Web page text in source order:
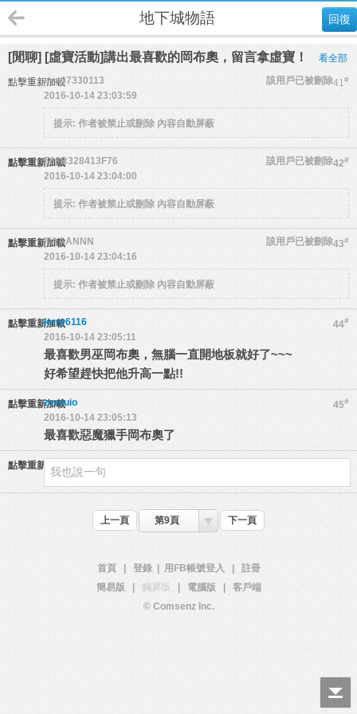
回復
地下城物語
[閒聊] [虛寶活動]講出最喜歡的岡布奧，留言拿虛寶！ 看全部
點擊重新加載 41#
eva07330113
該用戶已被刪除
2016-10-14 23:03:59
提示: 作者被禁止或刪除 內容自動屏蔽
點擊重新加載 42#
563B328413F76
該用戶已被刪除
2016-10-14 23:04:00
提示: 作者被禁止或刪除 內容自動屏蔽
點擊重新加載 43#
IIIAAANNN
該用戶已被刪除
2016-10-14 23:04:16
提示: 作者被禁止或刪除 內容自動屏蔽
點擊重新加載 44#
jerry6116
2016-10-14 23:05:11
最喜歡男巫岡布奧，無腦一直開地板就好了~~~
好希望趕快把他升高一點!!
點擊重新加載 45#
zerouio
2016-10-14 23:05:13
最喜歡惡魔獵手岡布奧了
點擊重新加載
上一頁 第9頁 下一頁
首頁 登錄 用FB帳號登入
註冊
簡易版
觸屏版 電腦版
客戶端
© Comsenz Inc.